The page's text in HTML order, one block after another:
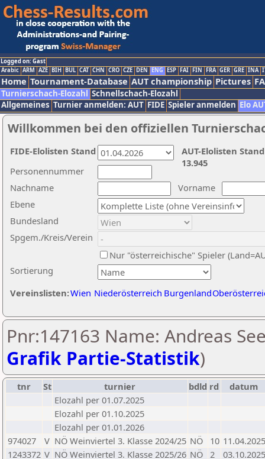
Logged on: Gast
Arabic ARM AZE BIH BUL CAT CHN CRO CZE DEN ENG ESP FAI FIN FRA GER GRE INA
Home Tournament-Database AUT championship Pictures
Turnierschach-Elozahl Schnellschach-Elozahl
Allgemeines Turnier anmelden: AUT FIDE Spieler anmelden Elo
Willkommen bei den offiziellen
Nachname
Vorname
Ebene
Sortierung
Personennummer
Bundesland
Spgem./Kreis/Verein
Nur "österreichische" Spieler
Vereinslisten:Wien Niederösterreich Burgenland
AUT-Elolisten
13.945
FIDE-Elolisten Stand
Pnr:147163 Name: Andreas
Grafik Partie-Statistik)
tnr St turnier bdld rd
datum
Elozahl per 01.07.2025
Elozahl per 01.10.2025
Elozahl per 01.01.2026
974027
V NÖ Weinviertel 3. Klasse 2024/25 NÖ 10 11.04.2025
1243372 V NÖ Weinviertel 3. Klasse 2025/26 NÖ 2
03.10.2025